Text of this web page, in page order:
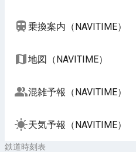
乗換案内（NAVITIME）
地図（NAVITIME）
混雑予報（NAVITIME）
天気予報（NAVITIME）
鉄道時刻表